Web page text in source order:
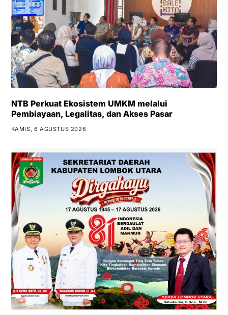
NTB Perkuat Ekosistem UMKM melalui
Pembiayaan, Legalitas, dan Akses Pasar
KAMIS, 6 AGUSTUS 2026